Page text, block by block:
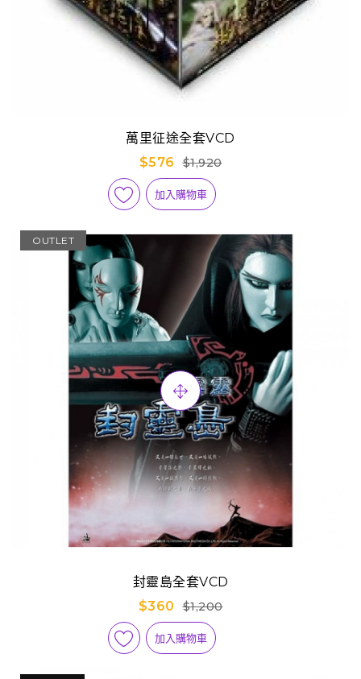
萬里征途全套VCD
$576
$1,920
加入購物車
OUTLET
封靈島全套VCD
$360
$1,200
加入購物車